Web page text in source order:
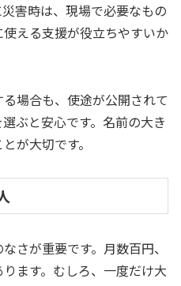
害時は、現場で必要なもの
える支援が役立ちやすいか
場合も、使途が公開されて
ぶと安心です。名前の大き
が大切です。
さが重要です。月数百円、
ます。むしろ、一度だけ大